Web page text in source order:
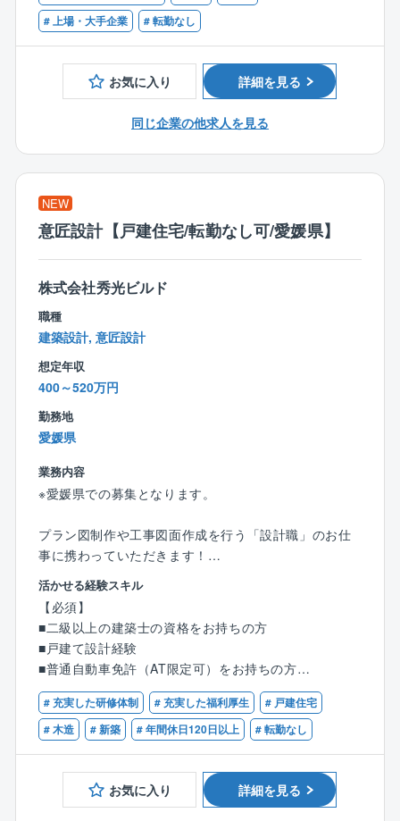
■同社について：
「日本の家は高すぎる」。今から20数年前、創業者の
そ、タマホームの原点です。
注文住宅事業を中核として、戸建分譲事業、リフォー
ム事業、集合住宅事業、マンション事業、保険代理店
ます。
【同社の特徴】
売上高1兆円を目指す低価格×良品質ハウスメーカーの
リーディングカンパニー
「日本の家は高すぎる」。今から20数年前、創業者の
そ、タマホームの原点です。
Mでおなじみの低価格良質住宅市場のリーディングカ
低価格×良品質が同社の強みであり、独自の流通／調達
／工事を導入したことで一般的な住宅坪単価の約半分
低価格×良品質の注文住宅を実現しています。
売りやすい×働きやすい×福利厚生充実＝HAPPY LIFE
お客様へご提案しやすい商品ラインナップが整ってお
り、会社全体で有名CM等集客にも力を入れているた
め、営業自身で集客の必要がありません。
また、本社やモデルルームは18時にクローズし、18時
30時間程度です。
まさしく、お客様だけでなく、社員もHAPPY LIFEを
# 上場・大手企業
# 転勤なし
お気に入り 詳細を見る
同じ企業の他求人を見る
NEW
意匠設計【戸建住宅/転勤なし可/愛媛県】
株式会社秀光ビルド
職種
建築設計, 意匠設計
想定年収
400～520万円
勤務地
愛媛県
業務内容
※愛媛県での募集となります。
プラン図制作や工事図面作成を行う「設計職」のお仕
事に携わっていただきます！
【具体的には】
■CADを使った図面作成
■住宅や、小規模建築のプランニング、自由設計、企画
設計
■各所申請業務など
※分業体制のため、設計業務のみに集中できます！
1人あたりの案件数は10件～15件程を担当。
お客様のご要望をもとに、住宅のコンセプトを決定。
見た目の美しさや機能性などを考慮しながら、外観内
装設計、図面作成、確認申請等を行います。
活かせる経験スキル
【必須】
■二級以上の建築士の資格をお持ちの方
■戸建て設計経験
■普通自動車免許（AT限定可）をお持ちの方
【優遇条件】
■CADオペレーターのご経験
■建築設計のご経験
■設計事務所でのご経験
■建設業者、工務店、インテリア業界でのご経験
# 充実した研修体制 # 充実した福利厚生
# 戸建住宅
# 木造
# 新築 # 年間休日120日以上 # 転勤なし
お気に入り 詳細を見る